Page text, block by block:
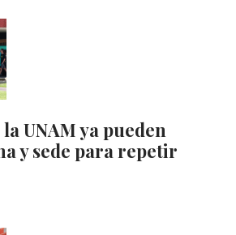
UNAM ya pueden
y sede para repetir